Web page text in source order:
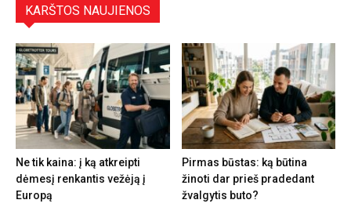
KARŠTOS NAUJIENOS
Ne tik kaina: į ką atkreipti
dėmesį renkantis vežėją į
Europą
Pirmas būstas: ką būtina
žinoti dar prieš pradedant
žvalgytis buto?